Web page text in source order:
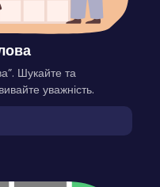
Шукайте та
уважність.